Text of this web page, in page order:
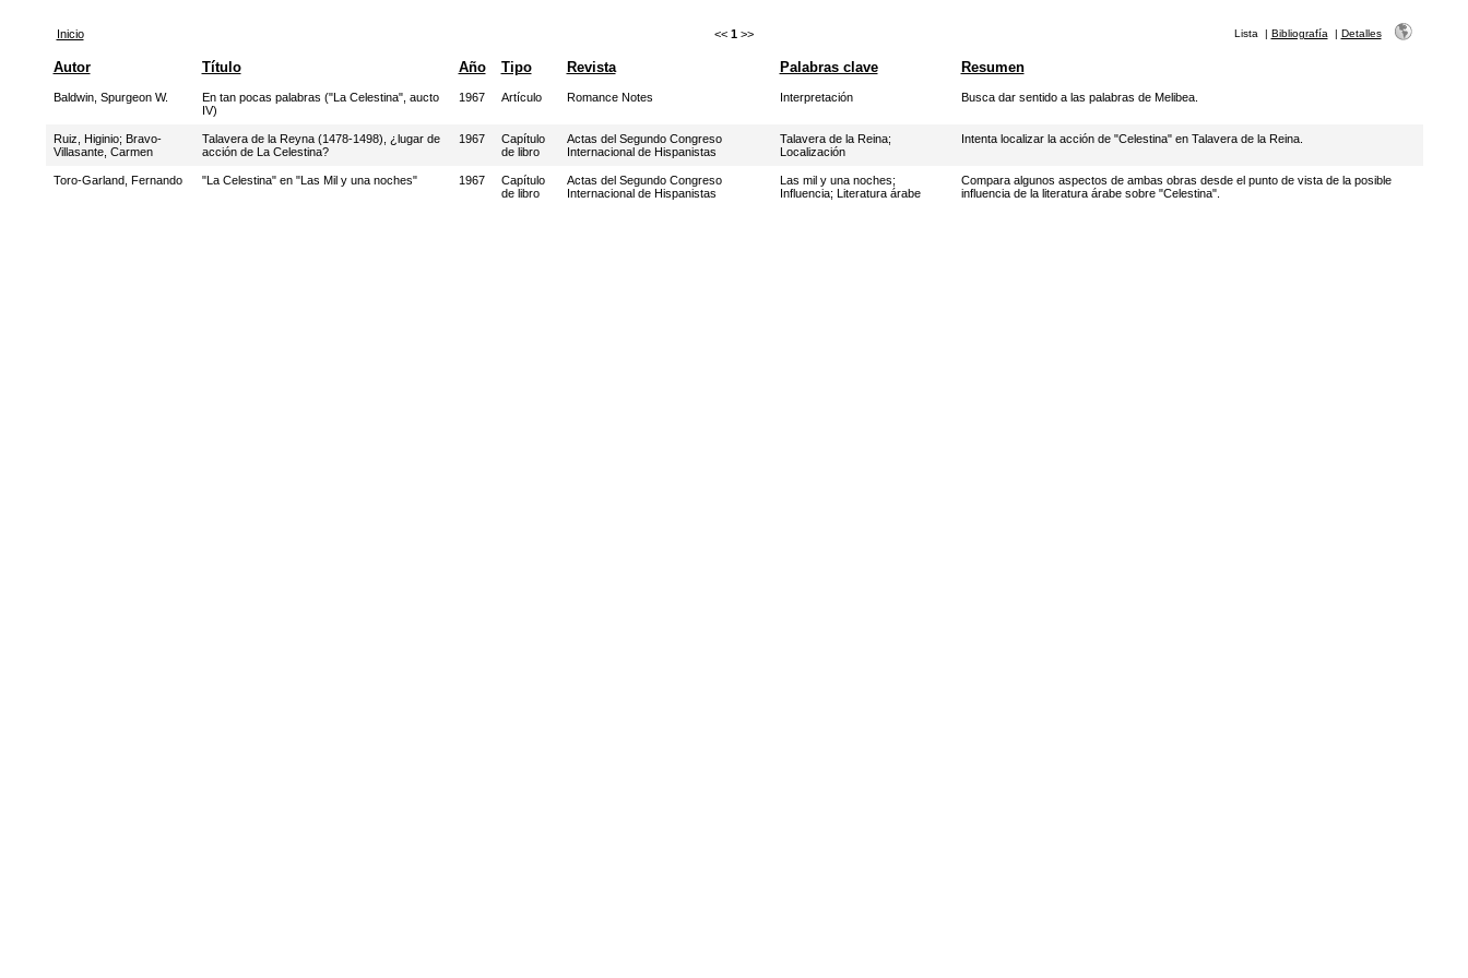
Inicio << 1 >> Lista | Bibliografía | Detalles
Autor Título Año Tipo Revista Palabras clave Resumen
Baldwin, Spurgeon W.
En tan pocas palabras ("La Celestina", aucto
IV)
1967 Artículo Romance Notes Interpretación Busca dar sentido a las palabras de Melibea.
Ruiz, Higinio; Bravo-
Villasante, Carmen
Talavera de la Reyna (1478-1498), ¿lugar de
acción de La Celestina?
1967
Capítulo
de libro
Actas del Segundo Congreso
Internacional de Hispanistas
Talavera de la Reina;
Localización
Intenta localizar la acción de "Celestina" en Talavera de la Reina.
Toro-Garland, Fernando "La Celestina" en "Las Mil y una noches" 1967
Capítulo
de libro
Actas del Segundo Congreso
Internacional de Hispanistas
Las mil y una noches;
Influencia; Literatura árabe
Compara algunos aspectos de ambas obras desde el punto de vista de la posible
influencia de la literatura árabe sobre "Celestina".